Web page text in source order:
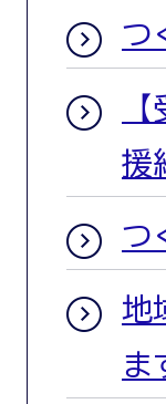
つ
援
つ
地
ま